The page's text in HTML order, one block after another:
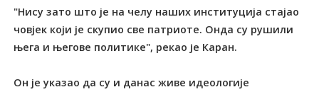
"Нису зато што је на челу наших институција стајао
човјек који је скупио све патриоте. Онда су рушили
њега и његове политике", рекао је Каран.
Он је указао да су и данас живе идеологије